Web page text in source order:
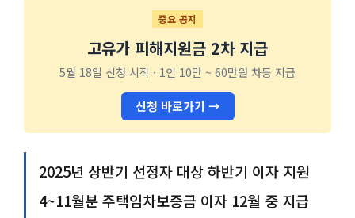
중요 공지
고유가 피해지원금 2차 지급
5월 18일 신청 시작 · 1인 10만 ~ 60만원 차등 지급
신청 바로가기 →
2025년 상반기 선정자 대상 하반기 이자 지원
4~11월분 주택임차보증금 이자 12월 중 지급